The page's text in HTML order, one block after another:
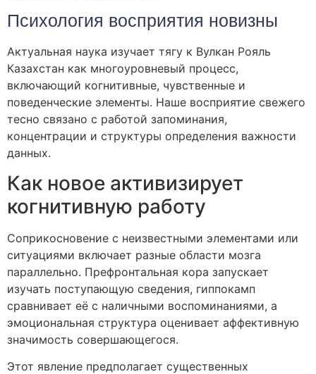
Психология восприятия новизны
Актуальная наука изучает тягу к Вулкан Рояль
Казахстан как многоуровневый процесс,
включающий когнитивные, чувственные и
поведенческие элементы. Наше восприятие свежего
тесно связано с работой запоминания,
концентрации и структуры определения важности
данных.
Как новое активизирует
когнитивную работу
Соприкосновение с неизвестными элементами или
ситуациями включает разные области мозга
параллельно. Префронтальная кора запускает
изучать поступающую сведения, гиппокамп
сравнивает её с наличными воспоминаниями, а
эмоциональная структура оценивает аффективную
значимость совершающегося.
Этот явление предполагает существенных